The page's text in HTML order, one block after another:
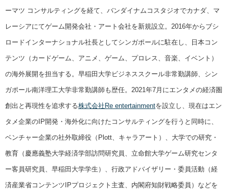
ーマツ コンサルティングを経て、バンダイナムコスタジオでカナダ、マ
レーシアにてゲーム開発会社・アート会社を新規設立。2016年からブシ
ロードインターナショナル社長としてシンガポールに駐在し、日本コン
テンツ（カードゲーム、アニメ、ゲーム、プロレス、音楽、イベント）
の海外展開を担当する。早稲田大学ビジネススクール非常勤講師、シン
ガポール南洋理工大学非常勤講師も歴任。2021年7月にエンタメの経済圏
創出と再現性を追求する株式会社Re entertainmentを設立し、現在はエン
タメ企業のIP開発・海外化に向けたコンサルティングを行うと同時に、
ベンチャー企業の社外取締役（Plott、キャラアート）、大学での研究・
教育（慶應義塾大学経済学部訪問研究員、立命館大学ゲーム研究センタ
ー客員研究員、早稲田大学学生）、行政アドバイザリー・委員活動（経
済産業省コンテンツIPプロジェクト主査、内閣府知財戦略委員）などを